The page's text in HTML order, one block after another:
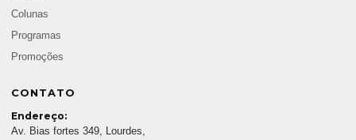
Colunas
Programas
Promoções
CONTATO
Endereço:
Av. Bias fortes 349, Lourdes,